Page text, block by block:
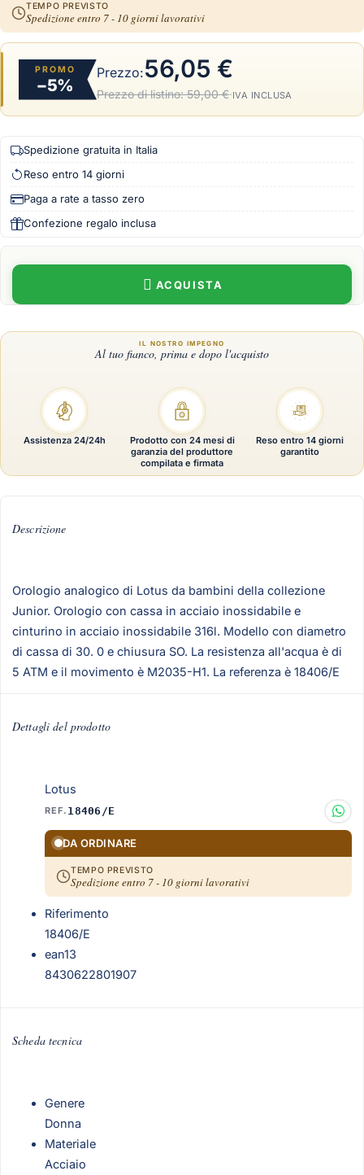
TEMPO PREVISTO
Spedizione entro 7 - 10 giorni lavorativi
PROMO
−5%
Prezzo:56,05 €
Prezzo di listino:59,00 €·IVA INCLUSA
Spedizione gratuita in Italia
Reso entro 14 giorni
Paga a rate a tasso zero
Confezione regalo inclusa
ACQUISTA
Descrizione
Orologio analogico di Lotus da bambini della collezione
Junior. Orologio con cassa in acciaio inossidabile e
cinturino in acciaio inossidabile 316l. Modello con diametro
di cassa di 30. 0 e chiusura SO. La resistenza all'acqua è di
5 ATM e il movimento è M2035-H1. La referenza è 18406/E
Dettagli del prodotto
Lotus
REF. 18406/E
DA ORDINARE
TEMPO PREVISTO
Spedizione entro 7 - 10 giorni lavorativi
Riferimento
18406/E
ean13
8430622801907
Scheda tecnica
Genere
Donna
Materiale
Acciaio
Assistenza 24/24h
Prodotto con 24 mesi di
garanzia del produttore
compilata e firmata
Reso entro 14 giorni
garantito